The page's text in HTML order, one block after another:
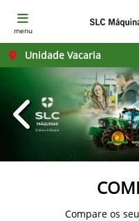
menu
Unidade Vacaria
templates.template-
Compare os